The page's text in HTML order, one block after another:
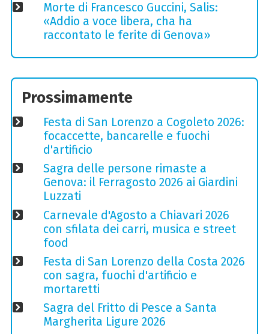
Morte di Francesco Guccini, Salis:
«Addio a voce libera, cha ha
raccontato le ferite di Genova»
Prossimamente
Festa di San Lorenzo a Cogoleto 2026:
focaccette, bancarelle e fuochi
d'artificio
Sagra delle persone rimaste a
Genova: il Ferragosto 2026 ai Giardini
Luzzati
Carnevale d'Agosto a Chiavari 2026
con sfilata dei carri, musica e street
food
Festa di San Lorenzo della Costa 2026
con sagra, fuochi d'artificio e
mortaretti
Sagra del Fritto di Pesce a Santa
Margherita Ligure 2026